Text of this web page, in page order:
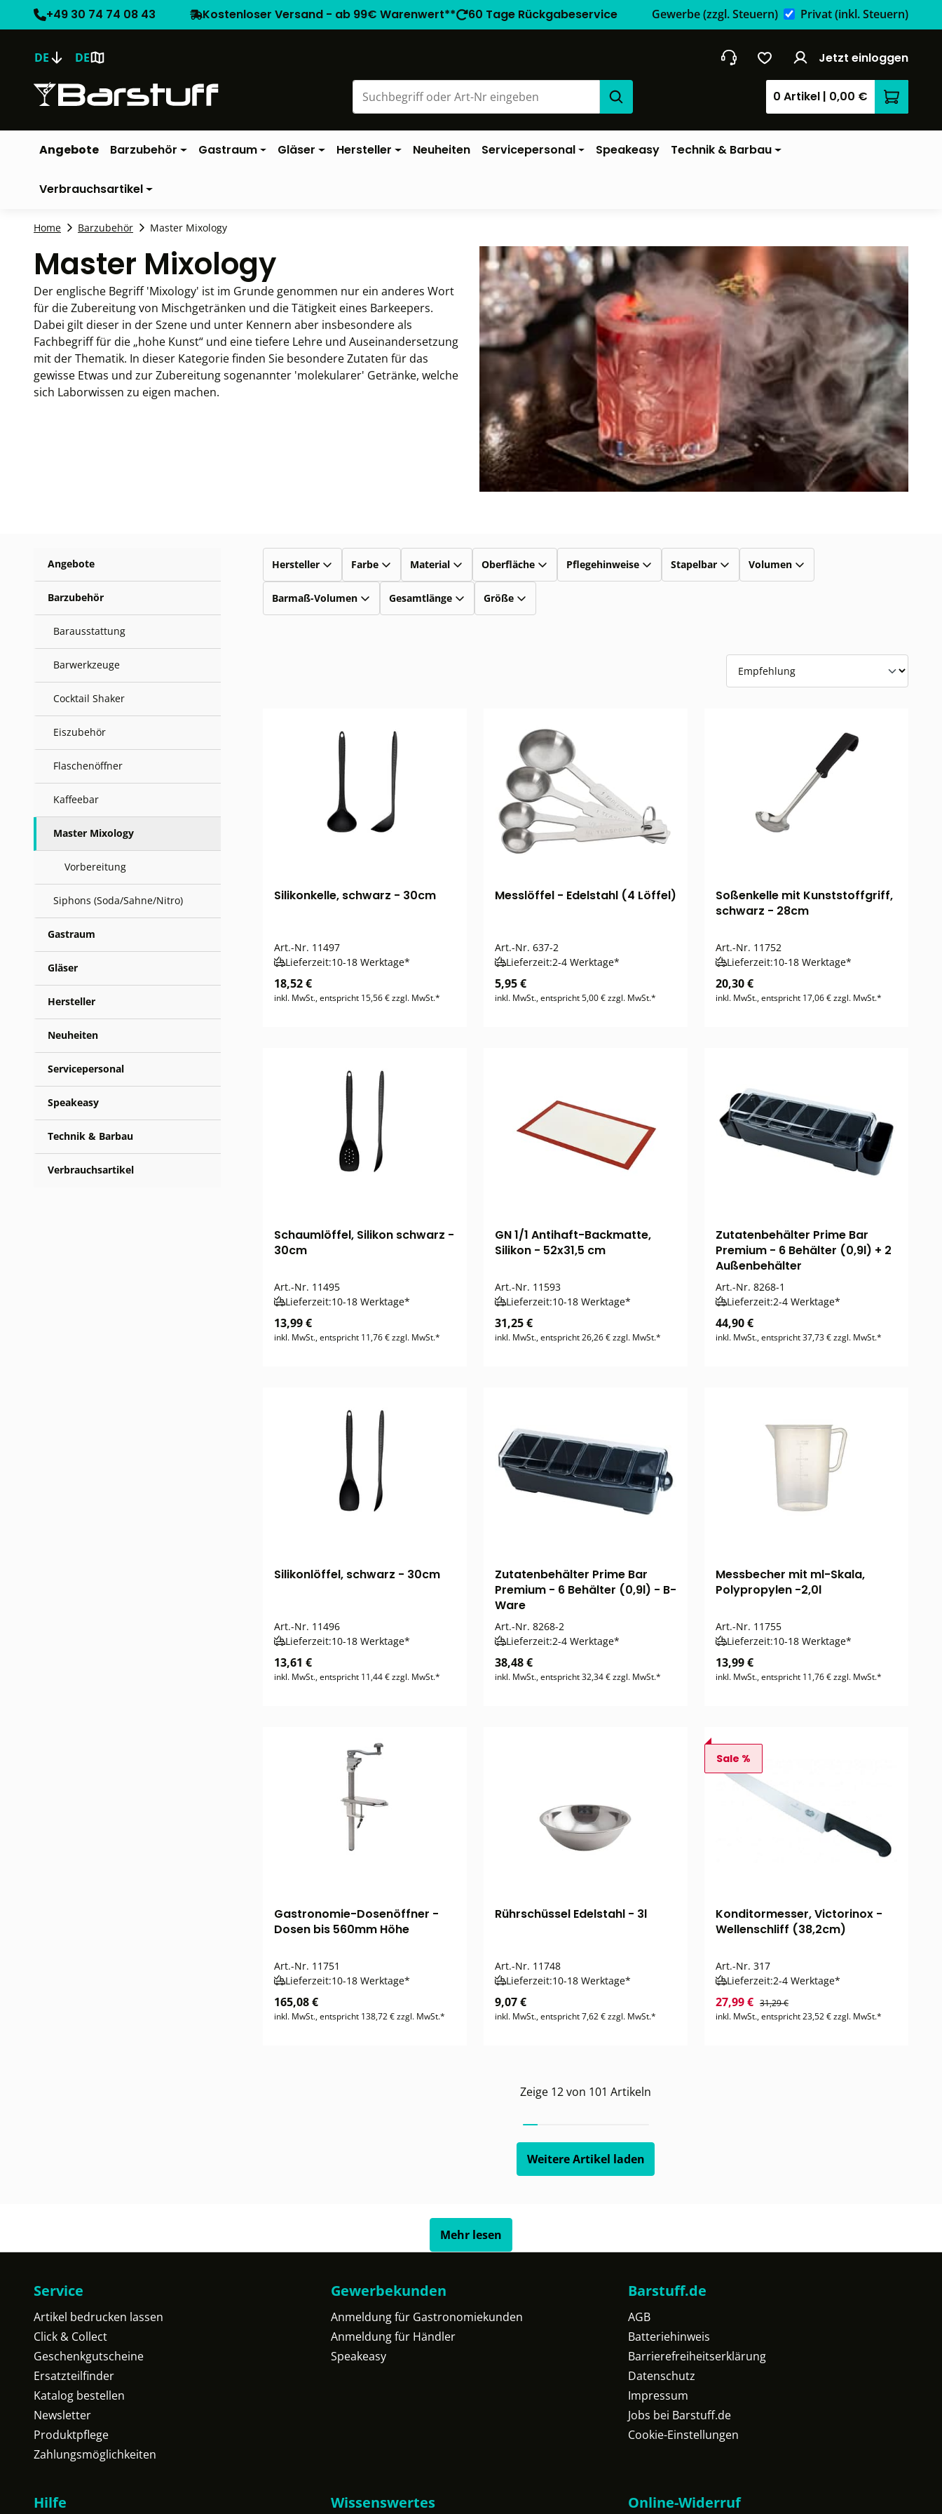
+49 30 74 74 08 43 Kostenloser Versand - ab 99€ Warenwert** 60 Tage Rückgabeservice Gewerbe(zzgl. Steuern) Privat(inkl. Steuern)
DE DE Jetzt einloggen
0 Artikel | 0,00 €
Angebote Barzubehör Gastraum Gläser Hersteller Neuheiten Servicepersonal Speakeasy Technik & Barbau
Verbrauchsartikel
Home Barzubehör Master Mixology
Master Mixology
Der englische Begriff 'Mixology' ist im Grunde genommen nur ein anderes Wort
für die Zubereitung von Mischgetränken und die Tätigkeit eines Barkeepers.
Dabei gilt dieser in der Szene und unter Kennern aber insbesondere als
Fachbegriff für die „hohe Kunst“ und eine tiefere Lehre und Auseinandersetzung
mit der Thematik. In dieser Kategorie finden Sie besondere Zutaten für das
gewisse Etwas und zur Zubereitung sogenannter 'molekularer' Getränke, welche
sich Laborwissen zu eigen machen.
Angebote
Barzubehör
Barausstattung
Barwerkzeuge
Cocktail Shaker
Eiszubehör
Flaschenöffner
Kaffeebar
Master Mixology
Vorbereitung
Siphons (Soda/Sahne/Nitro)
Gastraum
Gläser
Hersteller
Neuheiten
Servicepersonal
Speakeasy
Technik & Barbau
Verbrauchsartikel
Hersteller Farbe Material Oberfläche Pflegehinweise Stapelbar Volumen
Barmaß-Volumen Gesamtlänge Größe
Silikonkelle, schwarz - 30cm
Art.-Nr. 11497
Lieferzeit:10-18 Werktage*
18,52 €
inkl. MwSt., entspricht 15,56 € zzgl. MwSt.*
Messlöffel - Edelstahl (4 Löffel)
Art.-Nr. 637-2
Lieferzeit:2-4 Werktage*
5,95 €
inkl. MwSt., entspricht 5,00 € zzgl. MwSt.*
Soßenkelle mit Kunststoffgriff,
schwarz - 28cm
Art.-Nr. 11752
Lieferzeit:10-18 Werktage*
20,30 €
inkl. MwSt., entspricht 17,06 € zzgl. MwSt.*
Schaumlöffel, Silikon schwarz -
30cm
Art.-Nr. 11495
Lieferzeit:10-18 Werktage*
13,99 €
inkl. MwSt., entspricht 11,76 € zzgl. MwSt.*
GN 1/1 Antihaft-Backmatte,
Silikon - 52x31,5 cm
Art.-Nr. 11593
Lieferzeit:10-18 Werktage*
31,25 €
inkl. MwSt., entspricht 26,26 € zzgl. MwSt.*
Zutatenbehälter Prime Bar
Premium - 6 Behälter (0,9l) + 2
Außenbehälter
Art.-Nr. 8268-1
Lieferzeit:2-4 Werktage*
44,90 €
inkl. MwSt., entspricht 37,73 € zzgl. MwSt.*
Silikonlöffel, schwarz - 30cm
Art.-Nr. 11496
Lieferzeit:10-18 Werktage*
13,61 €
inkl. MwSt., entspricht 11,44 € zzgl. MwSt.*
Zutatenbehälter Prime Bar
Premium - 6 Behälter (0,9l) - B-
Ware
Art.-Nr. 8268-2
Lieferzeit:2-4 Werktage*
38,48 €
inkl. MwSt., entspricht 32,34 € zzgl. MwSt.*
Messbecher mit ml-Skala,
Polypropylen -2,0l
Art.-Nr. 11755
Lieferzeit:10-18 Werktage*
13,99 €
inkl. MwSt., entspricht 11,76 € zzgl. MwSt.*
Gastronomie-Dosenöffner -
Dosen bis 560mm Höhe
Art.-Nr. 11751
Lieferzeit:10-18 Werktage*
165,08 €
inkl. MwSt., entspricht 138,72 € zzgl. MwSt.*
Rührschüssel Edelstahl - 3l
Art.-Nr. 11748
Lieferzeit:10-18 Werktage*
9,07 €
inkl. MwSt., entspricht 7,62 € zzgl. MwSt.*
Sale %
Konditormesser, Victorinox -
Wellenschliff (38,2cm)
Art.-Nr. 317
Lieferzeit:2-4 Werktage*
27,99 € 31,29 €
inkl. MwSt., entspricht 23,52 € zzgl. MwSt.*
Zeige 12von 101 Artikeln
Weitere Artikel laden
Mehr lesen
Service
Artikel bedrucken lassen
Click & Collect
Geschenkgutscheine
Ersatzteilfinder
Katalog bestellen
Newsletter
Produktpflege
Zahlungsmöglichkeiten
Gewerbekunden
Anmeldung für Gastronomiekunden
Anmeldung für Händler
Speakeasy
Barstuff.de
AGB
Batteriehinweis
Barrierefreiheitserklärung
Datenschutz
Impressum
Jobs bei Barstuff.de
Cookie-Einstellungen
Hilfe Wissenswertes Online-Widerruf